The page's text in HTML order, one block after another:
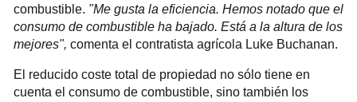
combustible. "Me gusta la eficiencia. Hemos notado que el
consumo de combustible ha bajado. Está a la altura de los
mejores", comenta el contratista agrícola Luke Buchanan.
El reducido coste total de propiedad no sólo tiene en
cuenta el consumo de combustible, sino también los